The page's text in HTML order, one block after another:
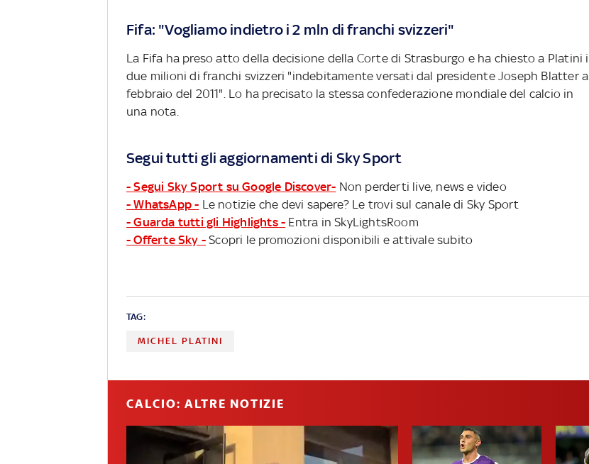
Fifa: "Vogliamo indietro i 2 mln di franchi svizzeri"
La Fifa ha preso atto della decisione della Corte di Strasburgo e ha chiesto a Platini i
due milioni di franchi svizzeri "indebitamente versati dal presidente Joseph Blatter a
febbraio del 2011". Lo ha precisato la stessa confederazione mondiale del calcio in
una nota.
Segui tutti gli aggiornamenti di Sky Sport
- Segui Sky Sport su Google Discover- Non perderti live, news e video
- WhatsApp - Le notizie che devi sapere? Le trovi sul canale di Sky Sport
- Guarda tutti gli Highlights - Entra in SkyLightsRoom
- Offerte Sky - Scopri le promozioni disponibili e attivale subito
TAG:
MICHEL PLATINI
CALCIO: ALTRE NOTIZIE